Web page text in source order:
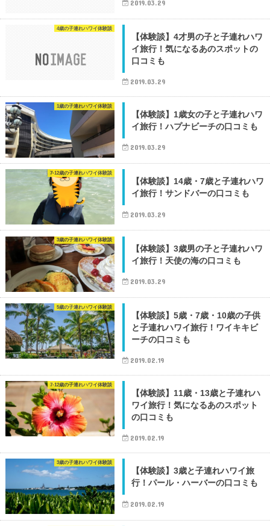
2019.03.29
4歳の子連れハワイ体験談
【体験談】4才男の子と子連れハワ
イ旅行！気になるあのスポットの
口コミも
2019.03.29
1歳の子連れハワイ体験談
【体験談】1歳女の子と子連れハワ
イ旅行！ハプナビーチの口コミも
2019.03.29
7-12歳の子連れハワイ体験談
【体験談】14歳・7歳と子連れハワ
イ旅行！サンドバーの口コミも
2019.03.29
3歳の子連れハワイ体験談
【体験談】3歳男の子と子連れハワ
イ旅行！天使の海の口コミも
2019.03.29
5歳の子連れハワイ体験談
【体験談】5歳・7歳・10歳の子供
と子連れハワイ旅行！ワイキキビ
ーチの口コミも
2019.02.19
7-12歳の子連れハワイ体験談
【体験談】11歳・13歳と子連れハ
ワイ旅行！気になるあのスポット
の口コミも
2019.02.19
3歳の子連れハワイ体験談
【体験談】3歳と子連れハワイ旅
行！パール・ハーバーの口コミも
2019.02.19